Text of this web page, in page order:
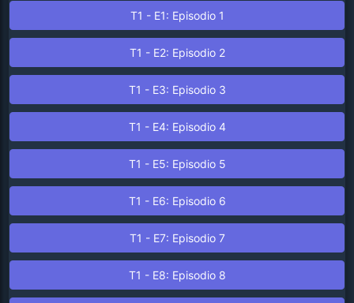
T1 - E1: Episodio 1
T1 - E2: Episodio 2
T1 - E3: Episodio 3
T1 - E4: Episodio 4
T1 - E5: Episodio 5
T1 - E6: Episodio 6
T1 - E7: Episodio 7
T1 - E8: Episodio 8